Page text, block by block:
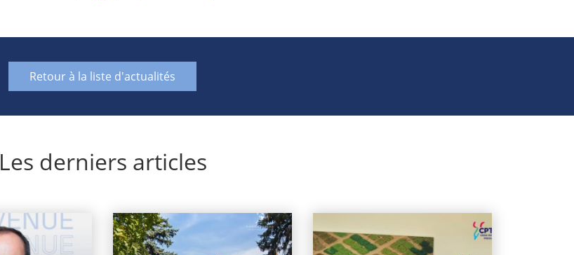
Retour à la liste d'actualités
Les derniers articles